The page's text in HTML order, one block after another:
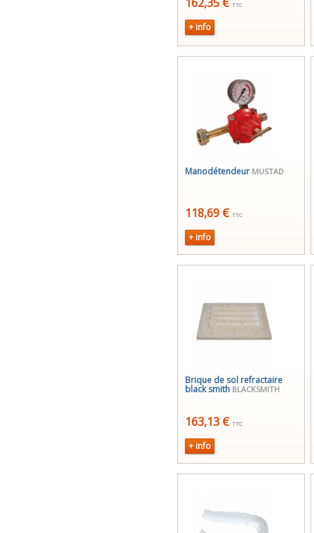
TTC
+ info
Manodétendeur MUSTAD
118,69 € TTC
+ info
Brique de sol refractaire
black smith BLACKSMITH
163,13 € TTC
+ info